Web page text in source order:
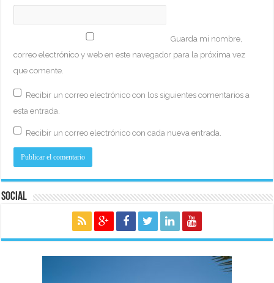
Guarda mi nombre,
correo electrónico y web en este navegador para la próxima vez
que comente.
Recibir un correo electrónico con los siguientes comentarios a
esta entrada.
Recibir un correo electrónico con cada nueva entrada.
Social